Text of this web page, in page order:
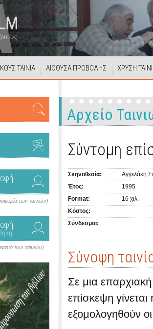
ΤΑΙΝΙΑ ΑΙΘΟΥΣΑ ΠΡΟΒΟΛΗΣ ΧΡΥΣΗ
των ταινιών)
των ταινιών)
Αρχείο
Σύντομη
Σκηνοθεσία:
Αγγελάκη
Έτος:
1995
Format:
16 χιλ.
Κόστος:
Σύνδεσμοι:
Σύνοψη
Σε μια
επίσκεψη
εξομολογηθούν